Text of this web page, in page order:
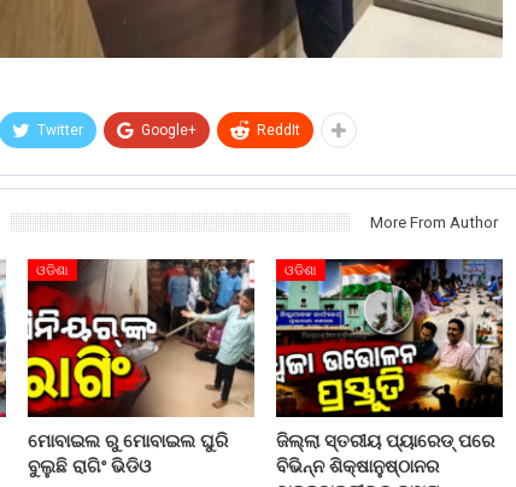
Twitter Google+ ReddIt
More From Author
ଓଡିଶା
ମୋବାଇଲ ରୁ ମୋବାଇଲ ଘୁରି
ବୁଲୁଛି ରାଗିଂ ଭିଡିଓ
ଓଡିଶା
ଜିଲ୍ଲା ସ୍ତରୀୟ ପ୍ୟାରେଡ୍ ପରେ
ବିଭିନ୍ନ ଶିକ୍ଷାନୁଷ୍ଠାନର